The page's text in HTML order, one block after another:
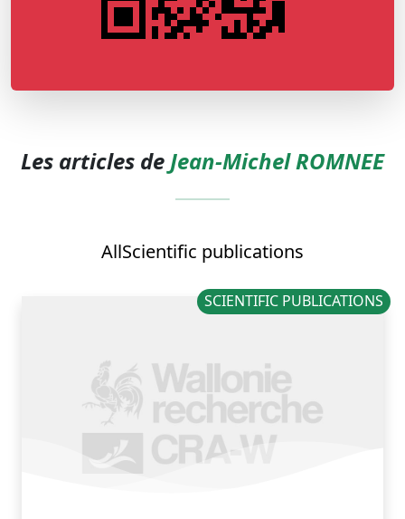
Les articles de Jean-Michel ROMNEE
AllScientific publications
SCIENTIFIC PUBLICATIONS